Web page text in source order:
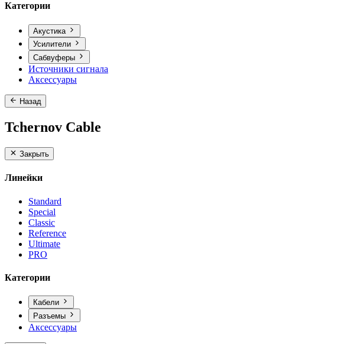
Категории
Акустика
Усилители
Сабвуферы
Источники сигнала
Аксессуары
Назад
Tchernov Cable
Закрыть
Линейки
Standard
Special
Classic
Reference
Ultimate
PRO
Категории
Кабели
Разъемы
Аксессуары